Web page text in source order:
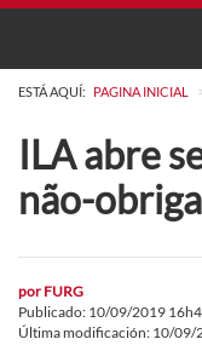
ESTÁ AQUÍ: PAGINA INICIAL
ILA abre
não-
por FURG
Publicado: 10/09/2019
Última modificación: 10/09/